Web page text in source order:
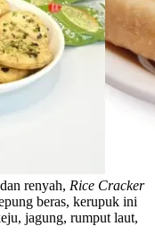
renyah, Rice Cracker
beras, kerupuk ini
jagung, rumput laut,